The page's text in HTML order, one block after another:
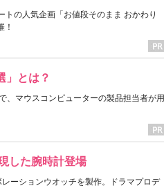
の人気企画「お値段そのまま おかわり
！
」とは？
、マウスコンピューターの製品担当者が用
した腕時計登場
ーションウオッチを製作。ドラマプロデ